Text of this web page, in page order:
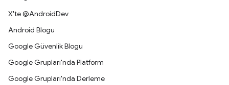
X'te @AndroidDev
Android Blogu
Google Güvenlik Blogu
Google Grupları'nda Platform
Google Grupları'nda Derleme